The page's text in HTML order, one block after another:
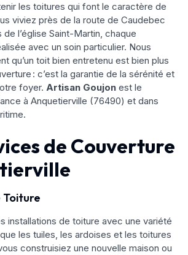
les toitures qui font le caractère de
viviez près de la route de Caudebec
l’église Saint-Martin, chaque
avec un soin particulier. Nous
qu’un toit bien entretenu est bien plus
: c’est la garantie de la sérénité et
foyer. Artisan Goujon est le
à Anquetierville (76490) et dans
de Couverture
installations de toiture avec une variété
les tuiles, les ardoises et les toitures
construisiez une nouvelle maison ou